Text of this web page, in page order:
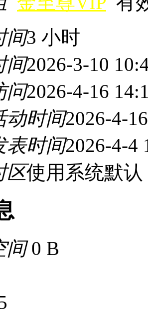
间3 小时
间2026-3-10
问2026-4-16
动时间2026-4-
表时间2026-4-4
区使用系统默认
间0 B